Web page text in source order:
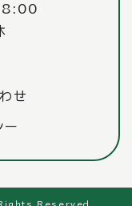
せ
ー
Rights Reserved.